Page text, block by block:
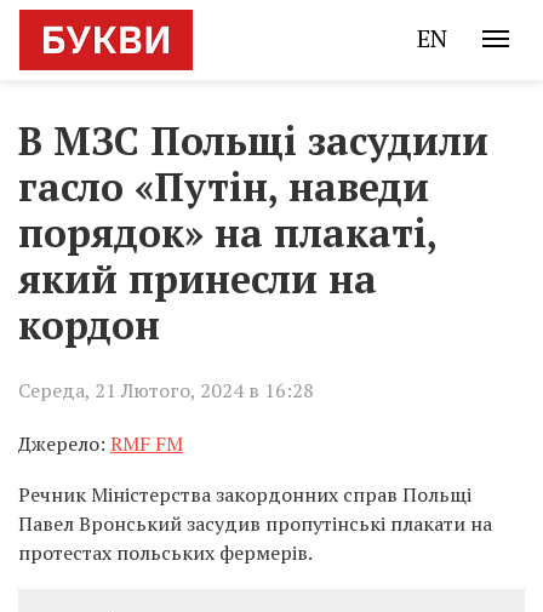
EN
В МЗС Польщі засудили
гасло «Путін, наведи
порядок» на плакаті,
який принесли на
кордон
Середа, 21 Лютого, 2024 в 16:28
Джерело: RMF FM
Речник Міністерства закордонних справ Польщі
Павел Вронський засудив пропутінські плакати на
протестах польських фермерів.